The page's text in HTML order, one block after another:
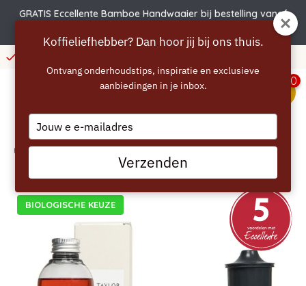
GRATIS Eccellente Bamboe Handwaaier bij bestelling vanaf
euro
0
Home
BIOLOGISCHE KEUZE
Koffieliefhebber? Dan hoor jij bij ons thuis.
Ontvang onderhoudstips, inspiratie en exclusieve
aanbiedingen in je inbox.
Type
your
email
Verzenden